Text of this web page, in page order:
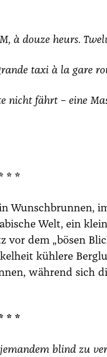
à dou­ze heurs.
taxi à la gare
nicht fährt – eine
* *
Wunsch­brun­nen,
Welt, ein
vor dem „bösen
küh­le­re
wäh­rend sich
* *
blind zu